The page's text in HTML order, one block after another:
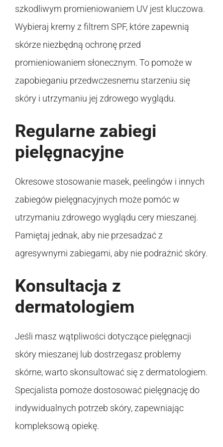
szkodliwym promieniowaniem UV jest kluczowa.
Wybieraj kremy z filtrem SPF, które zapewnią
skórze niezbędną ochronę przed
promieniowaniem słonecznym. To pomoże w
zapobieganiu przedwczesnemu starzeniu się
skóry i utrzymaniu jej zdrowego wyglądu.
Regularne zabiegi
pielęgnacyjne
Okresowe stosowanie masek, peelingów i innych
zabiegów pielęgnacyjnych może pomóc w
utrzymaniu zdrowego wyglądu cery mieszanej.
Pamiętaj jednak, aby nie przesadzać z
agresywnymi zabiegami, aby nie podrażnić skóry.
Konsultacja z
dermatologiem
Jeśli masz wątpliwości dotyczące pielęgnacji
skóry mieszanej lub dostrzegasz problemy
skórne, warto skonsultować się z dermatologiem.
Specjalista pomoże dostosować pielęgnację do
indywidualnych potrzeb skóry, zapewniając
kompleksową opiekę.